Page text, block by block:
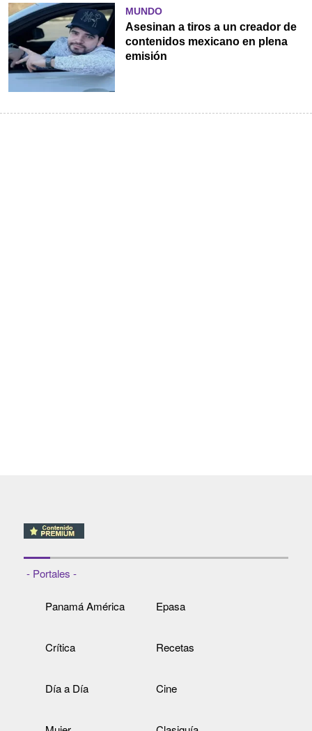
MUNDO
Asesinan a tiros a un creador de
contenidos mexicano en plena
emisión
- Portales -
Panamá América Epasa
Crítica Recetas
Día a Día Cine